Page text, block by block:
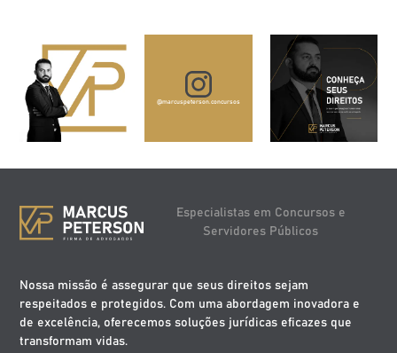
@marcuspeterson.concursos
Especialistas em Concursos e
Servidores Públicos
Nossa missão é assegurar que seus direitos sejam
respeitados e protegidos. Com uma abordagem inovadora e
de excelência, oferecemos soluções jurídicas eficazes que
transformam vidas.